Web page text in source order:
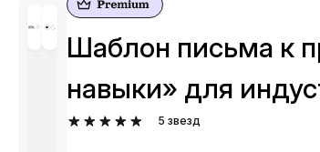
Шаблон письма к
навыки» для
5 звезд